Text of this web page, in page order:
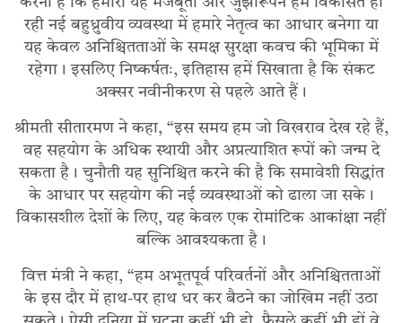
रही नई बहुध्रुवीय व्यवस्था में हमारे नेतृत्व का आधार बनेगा या
यह केवल अनिश्चितताओं के समक्ष सुरक्षा कवच की भूमिका में
रहेगा। इसलिए निष्कर्षतः, इतिहास हमें सिखाता है कि संकट
अक्सर नवीनीकरण से पहले आते हैं।
श्रीमती सीतारमण ने कहा, “इस समय हम जो विखराव देख रहे हैं,
वह सहयोग के अधिक स्थायी और अप्रत्याशित रूपों को जन्म दे
सकता है। चुनौती यह सुनिश्चित करने की है कि समावेशी सिद्धांत
के आधार पर सहयोग की नई व्यवस्थाओं को ढाला जा सके।
विकासशील देशों के लिए, यह केवल एक रोमांटिक आकांक्षा नहीं
बल्कि आवश्यकता है।
वित्त मंत्री ने कहा, “हम अभूतपूर्व परिवर्तनों और अनिश्चितताओं
के इस दौर में हाथ-पर हाथ धर कर बैठने का जोखिम नहीं उठा